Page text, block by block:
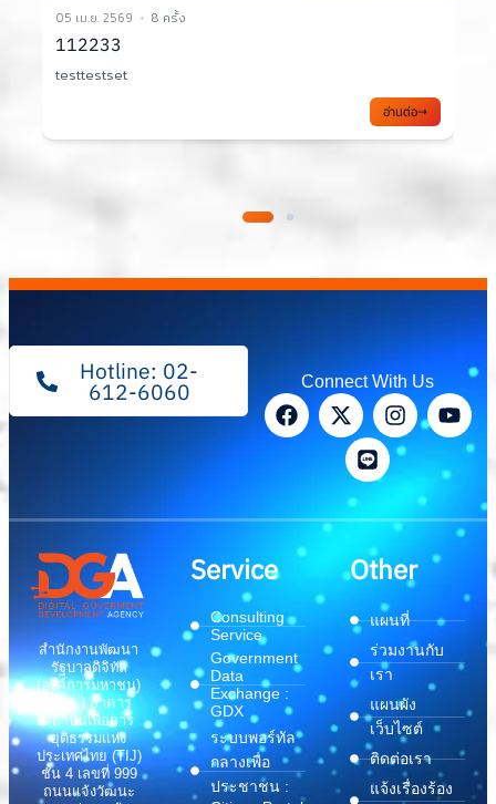
05 เม.ย. 2569 8 ครั้ง
112233
testtestset
อ่านต่อ
Hotline: 02-
612-6060 Connect With Us
สำนักงานพัฒนา
รัฐบาลดิจิทัล
(องค์การมหาชน)
(สพร.) อาคาร
สถาบันเพื่อการ
ยุติธรรมแห่ง
ประเทศไทย (TIJ)
ชั้น 4 เลขที่ 999
ถนนแจ้งวัฒนะ
Service
Consulting
Service
Government
Data
Exchange :
GDX
ระบบพอร์ทัล
กลางเพื่อ
ประชาชน :
Other
แผนที่
ร่วมงานกับ
เรา
แผนผัง
เว็บไซต์
ติดต่อเรา
แจ้งเรื่องร้อง